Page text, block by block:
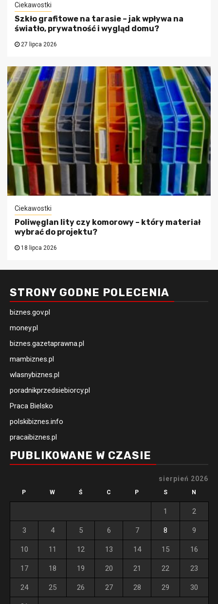
Ciekawostki
Szkło grafitowe na tarasie – jak wpływa na
światło, prywatność i wygląd domu?
27 lipca 2026
Ciekawostki
Poliwęglan lity czy komorowy – który materiał
wybrać do projektu?
18 lipca 2026
STRONY GODNE POLECENIA
biznes.gov.pl
money.pl
biznes.gazetaprawna.pl
mambiznes.pl
wlasnybiznes.pl
poradnikprzedsiebiorcy.pl
Praca Bielsko
polskibiznes.info
pracaibiznes.pl
PUBLIKOWANE W CZASIE
sierpień 2026
P W Ś C P S N
1 2
3 4 5 6 7 8 9
10 11 12 13 14 15 16
17 18 19 20 21 22 23
24 25 26 27 28 29 30